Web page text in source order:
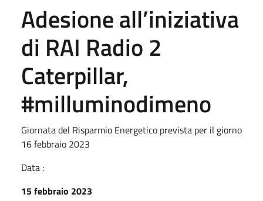
Adesione all’iniziativa
di RAI Radio 2
Caterpillar,
#milluminodimeno
Giornata del Risparmio Energetico prevista per il giorno
16 febbraio 2023
Data :
15 febbraio 2023